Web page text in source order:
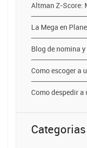
Altman Z-Score:
La Mega en
Blog de nomina
Como escoger a
Como despedir a
Categorias